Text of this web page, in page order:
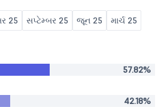
25 સપ્ટેમ્બર 25 જૂન 25 માર્ચ 25
57.82%
42.18%